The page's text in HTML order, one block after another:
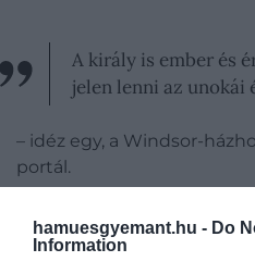
hamuesgyemant.hu - Do
Information
A király is ember és
jelen lenni az unokái
– idéz egy, a Windsor-
portál.